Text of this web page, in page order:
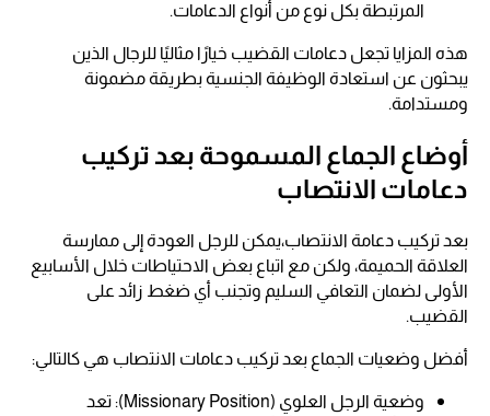
المرتبطة بكل نوع من أنواع الدعامات.
هذه المزايا تجعل دعامات القضيب خيارًا مثاليًا للرجال الذين
يبحثون عن استعادة الوظيفة الجنسية بطريقة مضمونة
ومستدامة.
أوضاع الجماع المسموحة بعد تركيب
دعامات الانتصاب
بعد تركيب دعامة الانتصاب،يمكن للرجل العودة إلى ممارسة
العلاقة الحميمة، ولكن مع اتباع بعض الاحتياطات خلال الأسابيع
الأولى لضمان التعافي السليم وتجنب أي ضغط زائد على
القضيب.
أفضل وضعيات الجماع بعد تركيب دعامات الانتصاب هي كالتالي:
وضعية الرجل العلوي (Missionary Position): تعد